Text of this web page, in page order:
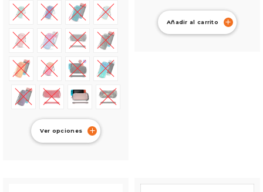
Ver opciones
Añadir al carrito